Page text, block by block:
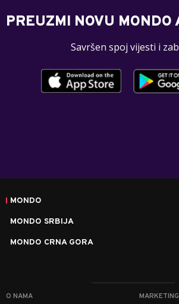
PREUZMI NOVU
Savršen spoj vijesti i
MONDO
MONDO SRBIJA
MONDO CRNA GORA
O NAMA MARKETING